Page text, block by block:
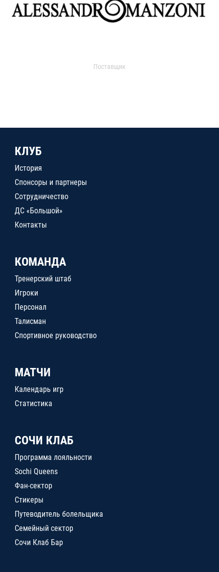
Поставщик
КЛУБ
История
Спонсоры и партнеры
Сотрудничество
ДС «Большой»
Контакты
КОМАНДА
Тренерский штаб
Игроки
Персонал
Талисман
Спортивное руководство
МАТЧИ
Календарь игр
Статистика
СОЧИ КЛАБ
Программа лояльности
Sochi Queens
Фан-сектор
Стикеры
Путеводитель болельщика
Семейный сектор
Сочи Клаб Бар